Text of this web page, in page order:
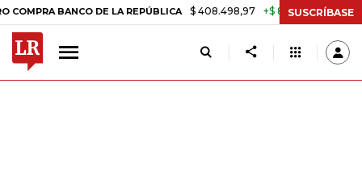
BANCO DE LA REPÚBLICA $ 408.498,97 +$ 8.753,81 +2,19%
SUSCRÍBASE